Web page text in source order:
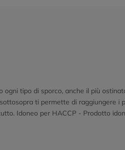
ogni tipo di sporco, anche il più
ti permette di raggiungere i
Idoneo per HACCP - Prodotto